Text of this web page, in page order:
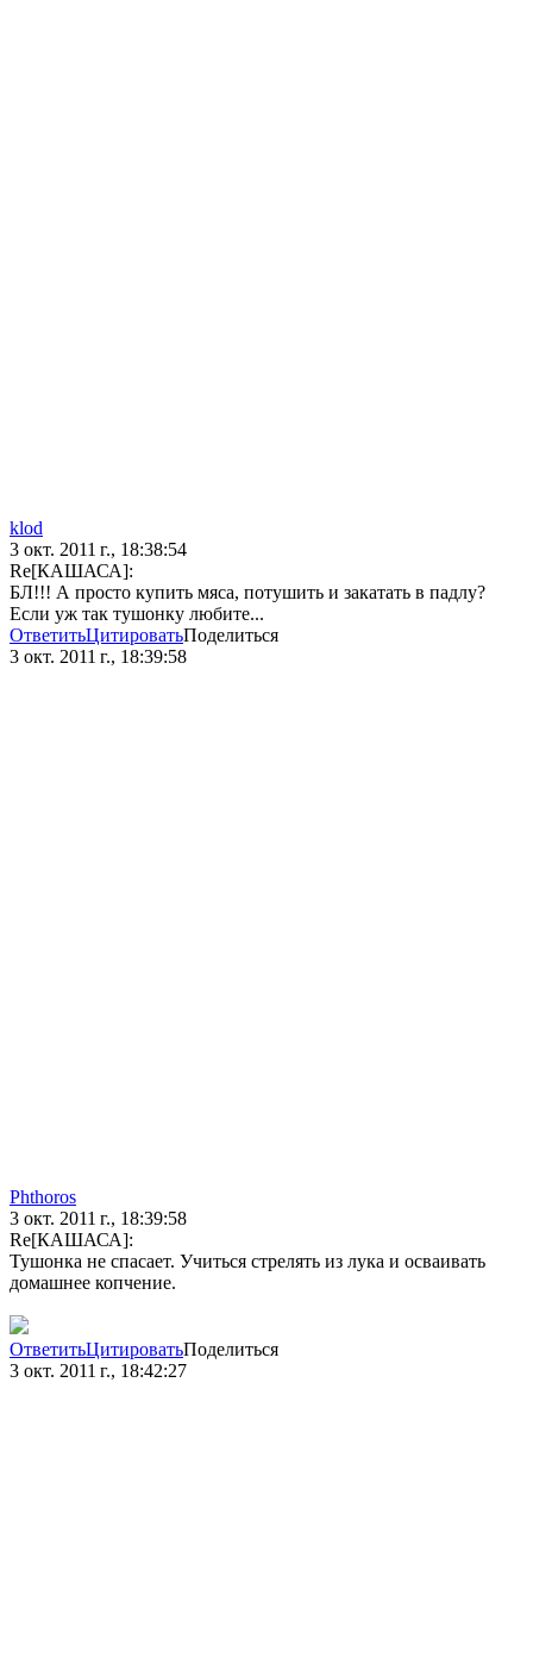
klod
3 окт. 2011 г., 18:38:54
Re[КАШАСА]:
БЛ!!! А просто купить мяса, потушить и закатать в падлу?
Если уж так тушонку любите...
ОтветитьЦитироватьПоделиться
3 окт. 2011 г., 18:39:58
Phthoros
3 окт. 2011 г., 18:39:58
Re[КАШАСА]:
Тушонка не спасает. Учиться стрелять из лука и осваивать
домашнее копчение.
ОтветитьЦитироватьПоделиться
3 окт. 2011 г., 18:42:27